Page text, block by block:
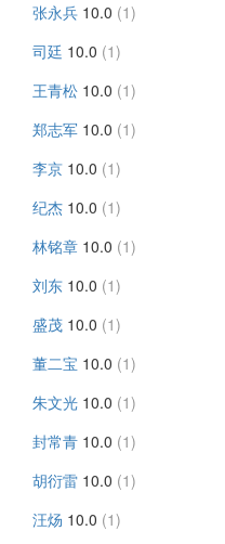
张永兵 10.0 (1)
司廷 10.0 (1)
王青松 10.0 (1)
郑志军 10.0 (1)
李京 10.0 (1)
纪杰 10.0 (1)
林铭章 10.0 (1)
刘东 10.0 (1)
盛茂 10.0 (1)
董二宝 10.0 (1)
朱文光 10.0 (1)
封常青 10.0 (1)
胡衍雷 10.0 (1)
汪炀 10.0 (1)